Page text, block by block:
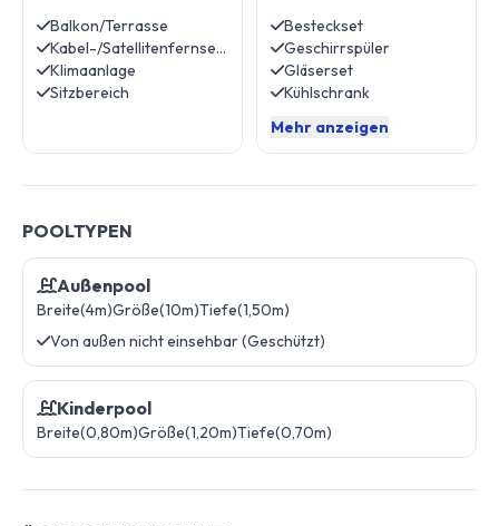
Balkon/Terrasse
Kabel-/Satellitenfernsehen
Klimaanlage
Sitzbereich
Besteckset
Geschirrspüler
Gläserset
Kühlschrank
Mehr anzeigen
POOLTYPEN
Außenpool
Breite(4m)Größe(10m)Tiefe(1,50m)
Von außen nicht einsehbar (Geschützt)
Kinderpool
Breite(0,80m)Größe(1,20m)Tiefe(0,70m)